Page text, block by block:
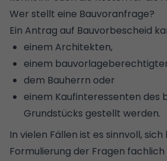
Wer stellt eine Bauvoranfrage?
Ein Antrag auf Bauvorbescheid
einem Architekten,
einem
dem Bauherrn oder
einem Kaufinteressenten des
Grundstücks gestellt werden.
In vielen Fällen ist es sinnvoll, sich
Formulierung der Fragen